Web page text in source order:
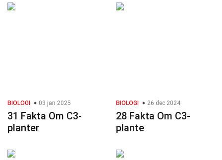
BIOLOGI 03 jan 2025
31 Fakta Om C3-
planter
BIOLOGI 26 dec 2024
28 Fakta Om C3-
plante